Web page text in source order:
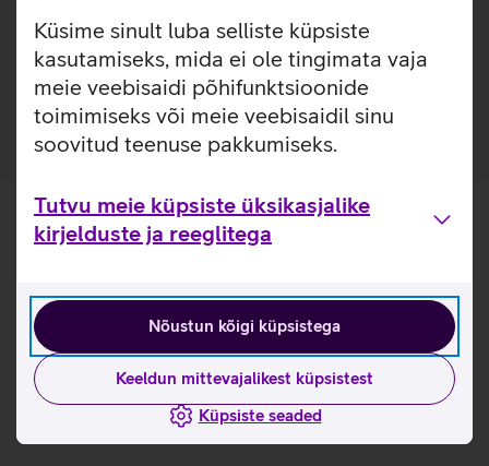
Küsime sinult luba selliste küpsiste
kasutamiseks, mida ei ole tingimata vaja
meie veebisaidi põhifunktsioonide
toimimiseks või meie veebisaidil sinu
soovitud teenuse pakkumiseks.
Tutvu meie küpsiste üksikasjalike
kirjelduste ja reeglitega
Nõustun kõigi küpsistega
Keeldun mittevajalikest küpsistest
Küpsiste seaded
Pakendis on kaasas raam, mis teeb koduse kaitseklaasi
paigalduse mugavamaks. Paigaldusraam on valmistatud
100% taaskasutatud plastikust.